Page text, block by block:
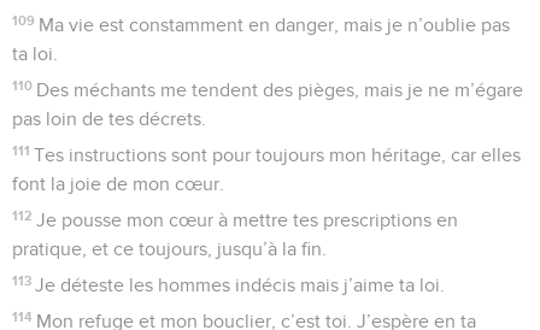
109 Ma vie est constamment en danger, mais je n’oublie pas
ta loi.
110 Des méchants me tendent des pièges, mais je ne m’égare
pas loin de tes décrets.
111 Tes instructions sont pour toujours mon héritage, car elles
font la joie de mon cœur.
112 Je pousse mon cœur à mettre tes prescriptions en
pratique, et ce toujours, jusqu’à la fin.
113 Je déteste les hommes indécis mais j’aime ta loi.
114 Mon refuge et mon bouclier, c’est toi. J’espère en ta